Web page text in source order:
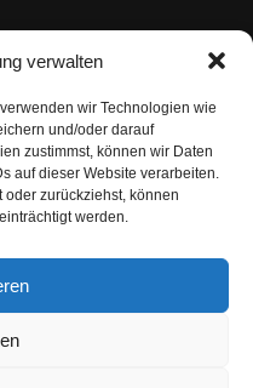
verwalten
wir Technologien wie
und/oder darauf
zustimmst, können wir Daten
auf dieser Website verarbeiten.
zurückziehst, können
werden.